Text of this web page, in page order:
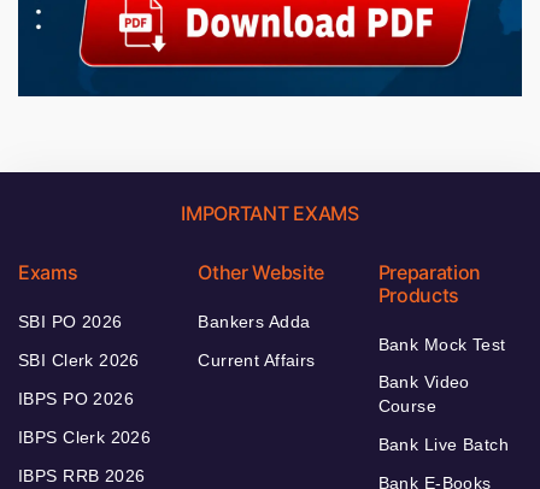
IMPORTANT EXAMS
Exams
SBI PO 2026
SBI Clerk 2026
IBPS PO 2026
IBPS Clerk 2026
IBPS RRB 2026
Other Website
Bankers Adda
Current Affairs
Preparation
Products
Bank Mock Test
Bank Video
Course
Bank Live Batch
Bank E-Books